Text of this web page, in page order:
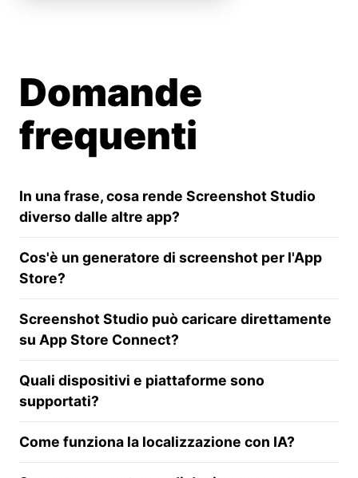
Domande
frequenti
In una frase, cosa rende Screenshot Studio
diverso dalle altre app?
Cos'è un generatore di screenshot per l'App
Store?
Screenshot Studio può caricare direttamente
su App Store Connect?
Quali dispositivi e piattaforme sono
supportati?
Come funziona la localizzazione con IA?